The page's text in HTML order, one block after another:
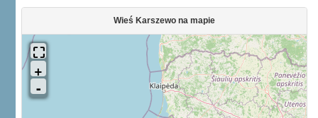
Wieś Karszewo na mapie